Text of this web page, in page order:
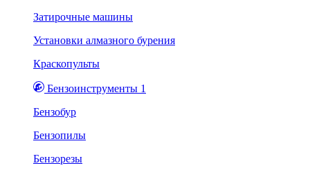
Затирочные машины
Установки алмазного бурения
Краскопульты
Бензоинструменты 1
Бензобур
Бензопилы
Бензорезы